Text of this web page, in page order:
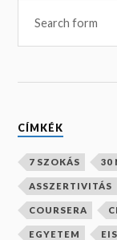
CÍMKÉK
7 SZOKÁS 30
ASSZERTIVITÁS
COURSERA
EGYETEM